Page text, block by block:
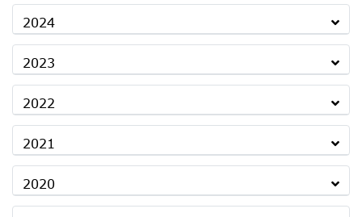
2024
2023
2022
2021
2020